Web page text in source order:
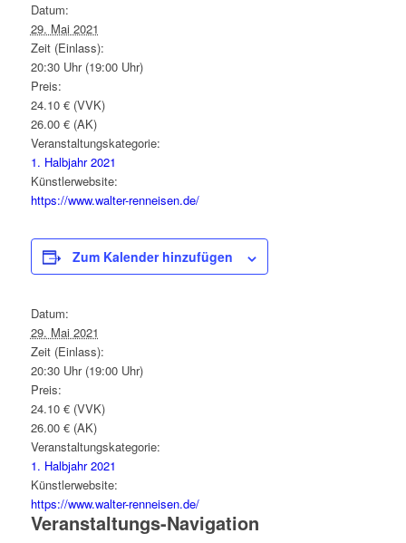
Datum:
29. Mai 2021
Zeit (Einlass):
20:30 Uhr (19:00 Uhr)
Preis:
24.10 € (VVK)
26.00 € (AK)
Veranstaltungskategorie:
1. Halbjahr 2021
Künstlerwebsite:
https://www.walter-renneisen.de/
Zum Kalender hinzufügen
Datum:
29. Mai 2021
Zeit (Einlass):
20:30 Uhr (19:00 Uhr)
Preis:
24.10 € (VVK)
26.00 € (AK)
Veranstaltungskategorie:
1. Halbjahr 2021
Künstlerwebsite:
https://www.walter-renneisen.de/
Veranstaltungs-Navigation